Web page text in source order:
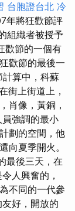
台胞證台北 冷
年將狂歡節評
組織者被授予
歡節的一個有
歡節的最後一
算中，科蘇
街上街道上，
肖像，黃銅，
強調的最小
劃的空間，他
向夏季開火。
最後三天，在
人興奮的，
不同的一代參
好，開放的